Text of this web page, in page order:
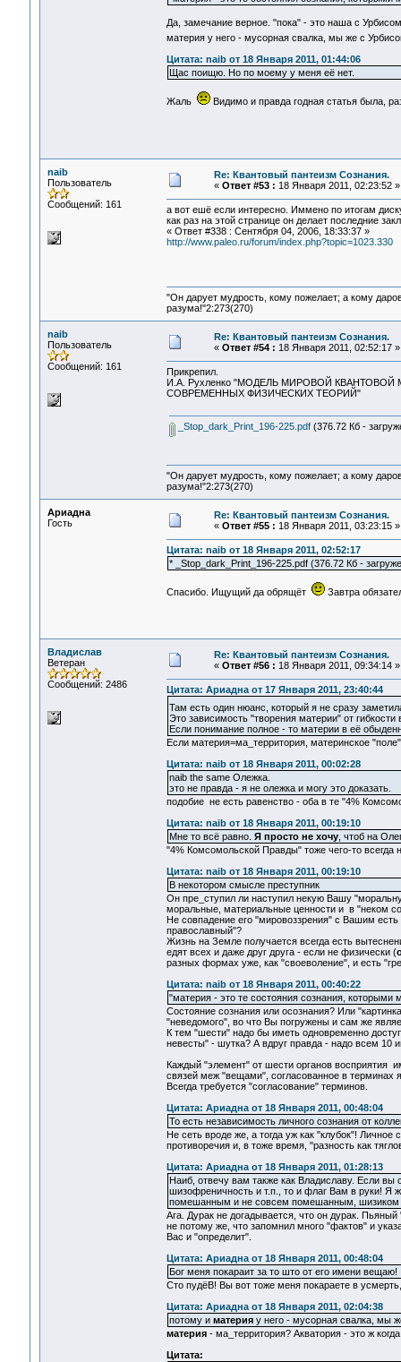
Да, замечание верное. "пока" - это наша с
материя у него - мусорная свалка, мы же с
Цитата: naib от 18 Января 2011, 01:44:06
Щас поищю. Но по моему у меня её нет.
Жаль Видимо и правда годная статья была,
naib
Пользователь
Сообщений: 161
Re: Квантовый пантеизм Сознания.
« Ответ #53 : 18 Января 2011, 02:23:52 »
а вот ешё если интересно. Иммено по итогам
как раз на этой странице он делает последние
« Ответ #338 : Сентября 04, 2006, 18:33:37 »
http://www.paleo.ru/forum/index.php?topic=1023.330
"Он дарует мудрость, кому пожелает; а кому
разума!"2:273(270)
naib
Пользователь
Сообщений: 161
Re: Квантовый пантеизм Сознания.
« Ответ #54 : 18 Января 2011, 02:52:17 »
Прикрепил.
И.А. Рухленко "МОДЕЛЬ МИРОВОЙ
СОВРЕМЕННЫХ ФИЗИЧЕСКИХ ТЕОРИЙ"
_Stop_dark_Print_196-225.pdf(376.72 Кб -
"Он дарует мудрость, кому пожелает; а кому
разума!"2:273(270)
Ариадна
Гость
Re: Квантовый пантеизм Сознания.
« Ответ #55 : 18 Января 2011, 03:23:15 »
Цитата: naib от 18 Января 2011, 02:52:17
* _Stop_dark_Print_196-225.pdf (376.72 Кб -
Спасибо. Ищущий да обрящёт Завтра
Владислав
Ветеран
Сообщений: 2486
Re: Квантовый пантеизм Сознания.
« Ответ #56 : 18 Января 2011, 09:34:14 »
Цитата: Ариадна от 17 Января 2011, 23:40:44
Там есть один нюанс, который я не сразу
Это зависимость "творения материи" от
Если понимание полное - то материи в её
Если материя=ма_территория, материнское
Цитата: naib от 18 Января 2011, 00:02:28
naib the same Олежка.
это не правда - я не олежка и могу это доказать.
подобие не есть равенство - оба в те "4%
Цитата: naib от 18 Января 2011, 00:19:10
Мне то всё равно. Я просто не хочу, чтоб на
"4% Комсомольской Правды" тоже чего-то всегда
Цитата: naib от 18 Января 2011, 00:19:10
В некотором смысле преступник
Он пре_ступил ли наступил некую Вашу
моральные, материальные ценности и в "неком
Не совпадение его "мировоззрения" с Вашим
православный"?
Жизнь на Земле получается всегда есть
едят всех и даже друг друга - если не физически (
разных формах уже, как "своеволение", и есть
Цитата: naib от 18 Января 2011, 00:40:22
"материя - это те состояния сознания,
Состояние сознания или осознания? Или
"неведомого", во что Вы погружены и сам же
К тем "шести" надо бы иметь одновременно
невесты" - шутка? А вдруг правда - надо всем 10
Каждый "элемент" от шести органов восприятия
связей меж "вещами", согласованное в терминах
Всегда требуется "согласование" терминов.
Цитата: Ариадна от 18 Января 2011, 00:48:04
То есть независимость личного сознания от
Не сеть вроде же, а тогда уж как "клубок"! Личное
противоречия и, в тоже время, "разность как
Цитата: Ариадна от 18 Января 2011, 01:28:13
Наиб, отвечу вам также как Владиславу. Если
шизофреничность и т.п., то и флаг Вам в руки! Я
помешанным и не совсем помешанным, шизиком
Ага. Дурак не догадывается, что он дурак.
не потому же, что запомнил много "фактов" и
Вас и "определит".
Цитата: Ариадна от 18 Января 2011, 00:48:04
Бог меня покараит за то што от его имени вещаю!
Сто пудёВ! Вы вот тоже меня покараете в
Цитата: Ариадна от 18 Января 2011, 02:04:38
потому и материя у него - мусорная свалка, мы
материя - ма_территория? Акватория - это ж
Цитата: